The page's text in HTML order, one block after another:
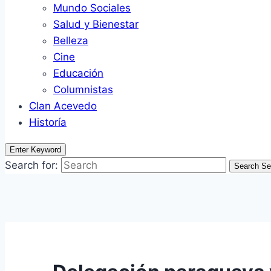
Mundo Sociales
Salud y Bienestar
Belleza
Cine
Educación
Columnistas
Clan Acevedo
Historía
Enter Keyword
Search for: Search